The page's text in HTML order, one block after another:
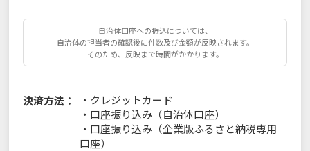
自治体口座への振込については、
自治体の担当者の確認後に件数及び金額が反映されます。
そのため、反映まで時間がかかります。
決済方法： ・ クレジットカード
・ 口座振り込み（自治体口座）
・ 口座振り込み（企業版ふるさと納税専用
口座）